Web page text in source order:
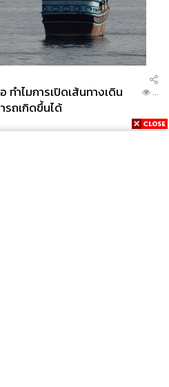
ำไมการเปิดเส้นทางเดิน
รถเกิดขึ้นได้
...